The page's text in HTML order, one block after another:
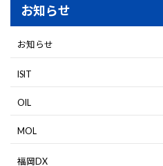
お知らせ
お知らせ
ISIT
OIL
MOL
福岡DX